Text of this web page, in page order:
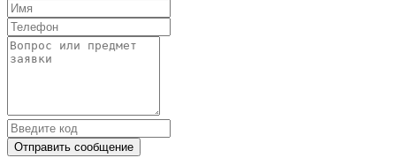
Отправить сообщение